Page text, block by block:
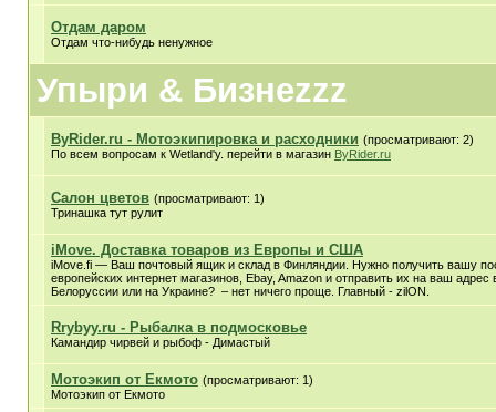
Отдам даром
Отдам что-нибудь ненужное
Упыри & Бизнеzzz
ByRider.ru - Мотоэкипировка и расходники (просматривают: 2)
По всем вопросам к Wetland'у. перейти в магазин ByRider.ru
Салон цветов (просматривают: 1)
Тринашка тут рулит
iMove. Доставка товаров из Европы и США
iMove.fi — Ваш почтовый ящик и склад в Финляндии. Нужно получить вашу
европейских интернет магазинов, Ebay, Amazon и отправить их на ваш адрес
Белоруссии или на Украине? – нет ничего проще. Главный - zilON.
Rrybyy.ru - Рыбалка в подмосковье
Камандир чирвей и рыбоф - Димастый
Мотоэкип от Екмото (просматривают: 1)
Мотоэкип от Екмото